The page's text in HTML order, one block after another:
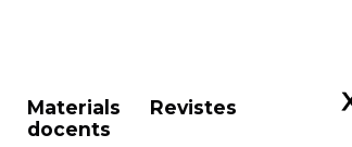
Materials
docents
Revistes